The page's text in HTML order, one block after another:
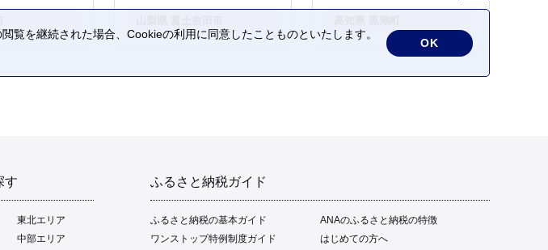
凍 ご家庭用 グルメ 特産品
ご当地 本場 高知 黒潮町 ギ
フト 贈答品 人気 返礼品 ふ
産 土佐名物 高知県 高評価
す
東北エリア
中部エリア
ふるさと納税ガイド
ふるさと納税の基本ガイド
ANAのふるさと納税の特徴
ワンストップ特例制度ガイド
はじめての方へ
を継続された場合、Cookieの利用に同意したことものといたします。
OK